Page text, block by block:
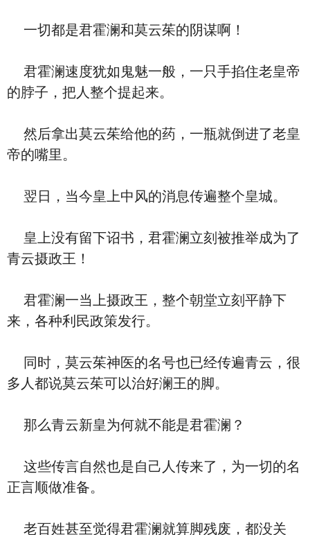
一切都是君霍澜和莫云茱的阴谋啊！
君霍澜速度犹如鬼魅一般，一只手掐住老皇帝
的脖子，把人整个提起来。
然后拿出莫云茱给他的药，一瓶就倒进了老皇
帝的嘴里。
翌日，当今皇上中风的消息传遍整个皇城。
皇上没有留下诏书，君霍澜立刻被推举成为了
青云摄政王！
君霍澜一当上摄政王，整个朝堂立刻平静下
来，各种利民政策发行。
同时，莫云茱神医的名号也已经传遍青云，很
多人都说莫云茱可以治好澜王的脚。
那么青云新皇为何就不能是君霍澜？
这些传言自然也是自己人传来了，为一切的名
正言顺做准备。
老百姓甚至觉得君霍澜就算脚残废，都没关